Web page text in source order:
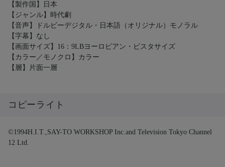
【製作国】日本
【ジャンル】時代劇
【音声】ドルビーデジタル・日本語（オリジナル）モノラル
【字幕】なし
【画面サイズ】16：9LBヨーロピアン・ビスタサイズ
【カラー／モノクロ】カラー
【層】片面一層
コピーライト
©1994H.I.T.,SAY-TO WORKSHOP Inc.and Television Tokyo Channel
12 Ltd.